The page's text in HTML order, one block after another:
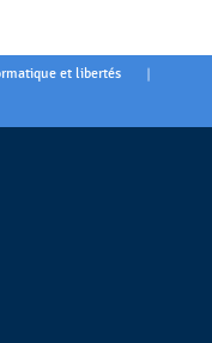
et libertés |